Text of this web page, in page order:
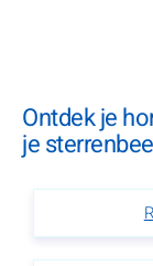
Ontdek je
je